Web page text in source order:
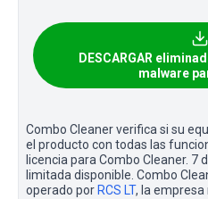
DESCARGAR
malware
Combo Cleaner verifica si su
el producto con todas las
licencia para Combo Cleaner. 7
limitada disponible. Combo
operado por RCS LT, la empresa